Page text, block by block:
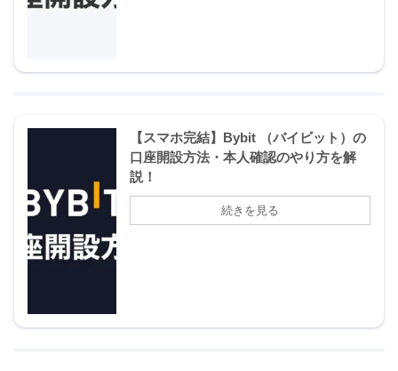
【スマホ完結】Bybit （バイビット）の
口座開設方法・本人確認のやり方を解
説！